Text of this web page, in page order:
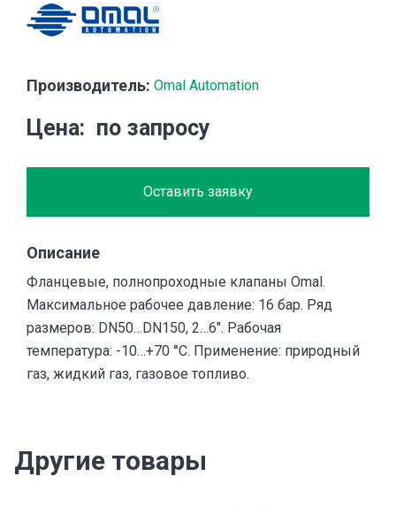
Производитель: Omal Automation
Цена по запросу
Оставить заявку
Описание
Фланцевые, полнопроходные клапаны Omal.
Максимальное рабочее давление: 16 бар. Ряд
размеров: DN50…DN150, 2…6″. Рабочая
температура: -10…+70 °С. Применение: природный
газ, жидкий газ, газовое топливо.
Другие товары